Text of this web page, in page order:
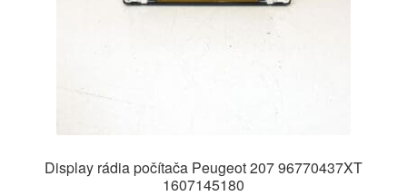
Display rádia počítača Peugeot 207 96770437XT
1607145180